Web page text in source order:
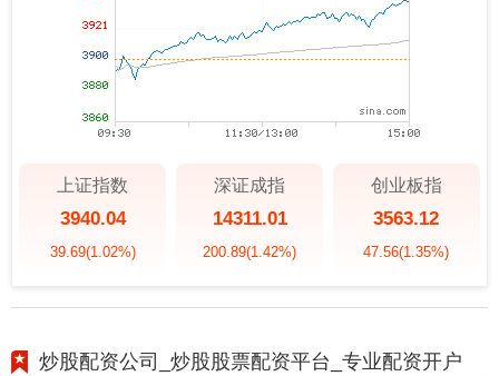
上证指数
3940.04
39.69(1.02%)
深证成指
14311.01
200.89(1.42%)
创业板指
3563.12
47.56(1.35%)
炒股配资公司_炒股股票配资平台_专业配资开户